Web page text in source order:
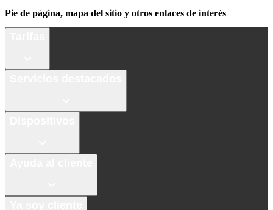
Pie de página, mapa del sitio y otros enlaces de interés